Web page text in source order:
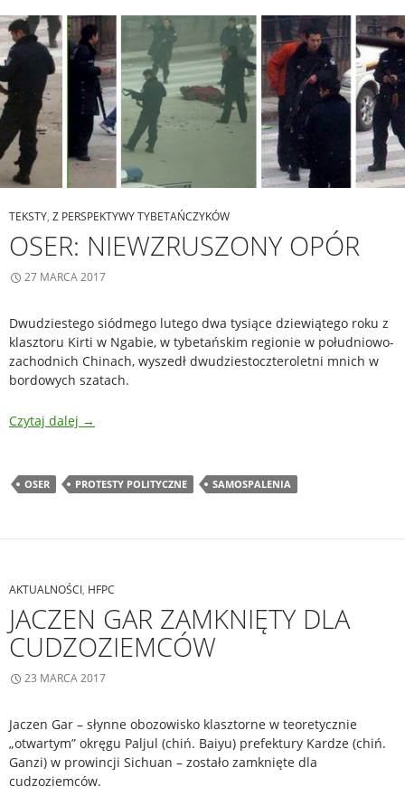
TEKSTY, Z PERSPEKTYWY TYBETAŃCZYKÓW
OSER: NIEWZRUSZONY OPÓR
27 MARCA 2017
Dwudziestego siódmego lutego dwa tysiące dziewiątego roku z
klasztoru Kirti w Ngabie, w tybetańskim regionie w południowo-
zachodnich Chinach, wyszedł dwudziestoczteroletni mnich w
bordowych szatach.
Czytaj dalej →
OSER PROTESTY POLITYCZNE SAMOSPALENIA
AKTUALNOŚCI, HFPC
JACZEN GAR ZAMKNIĘTY DLA
CUDZOZIEMCÓW
23 MARCA 2017
Jaczen Gar – słynne obozowisko klasztorne w teoretycznie
„otwartym” okręgu Paljul (chiń. Baiyu) prefektury Kardze (chiń.
Ganzi) w prowincji Sichuan – zostało zamknięte dla
cudzoziemców.